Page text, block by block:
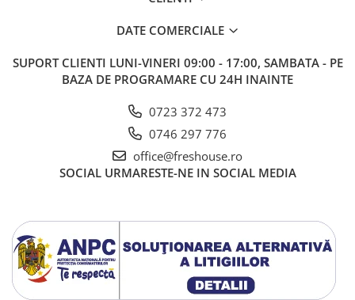
DATE COMERCIALE
SUPORT CLIENTI LUNI-VINERI 09:00 - 17:00, SAMBATA - PE
BAZA DE PROGRAMARE CU 24H INAINTE
0723 372 473
0746 297 776
office@freshouse.ro
SOCIAL URMARESTE-NE IN SOCIAL MEDIA